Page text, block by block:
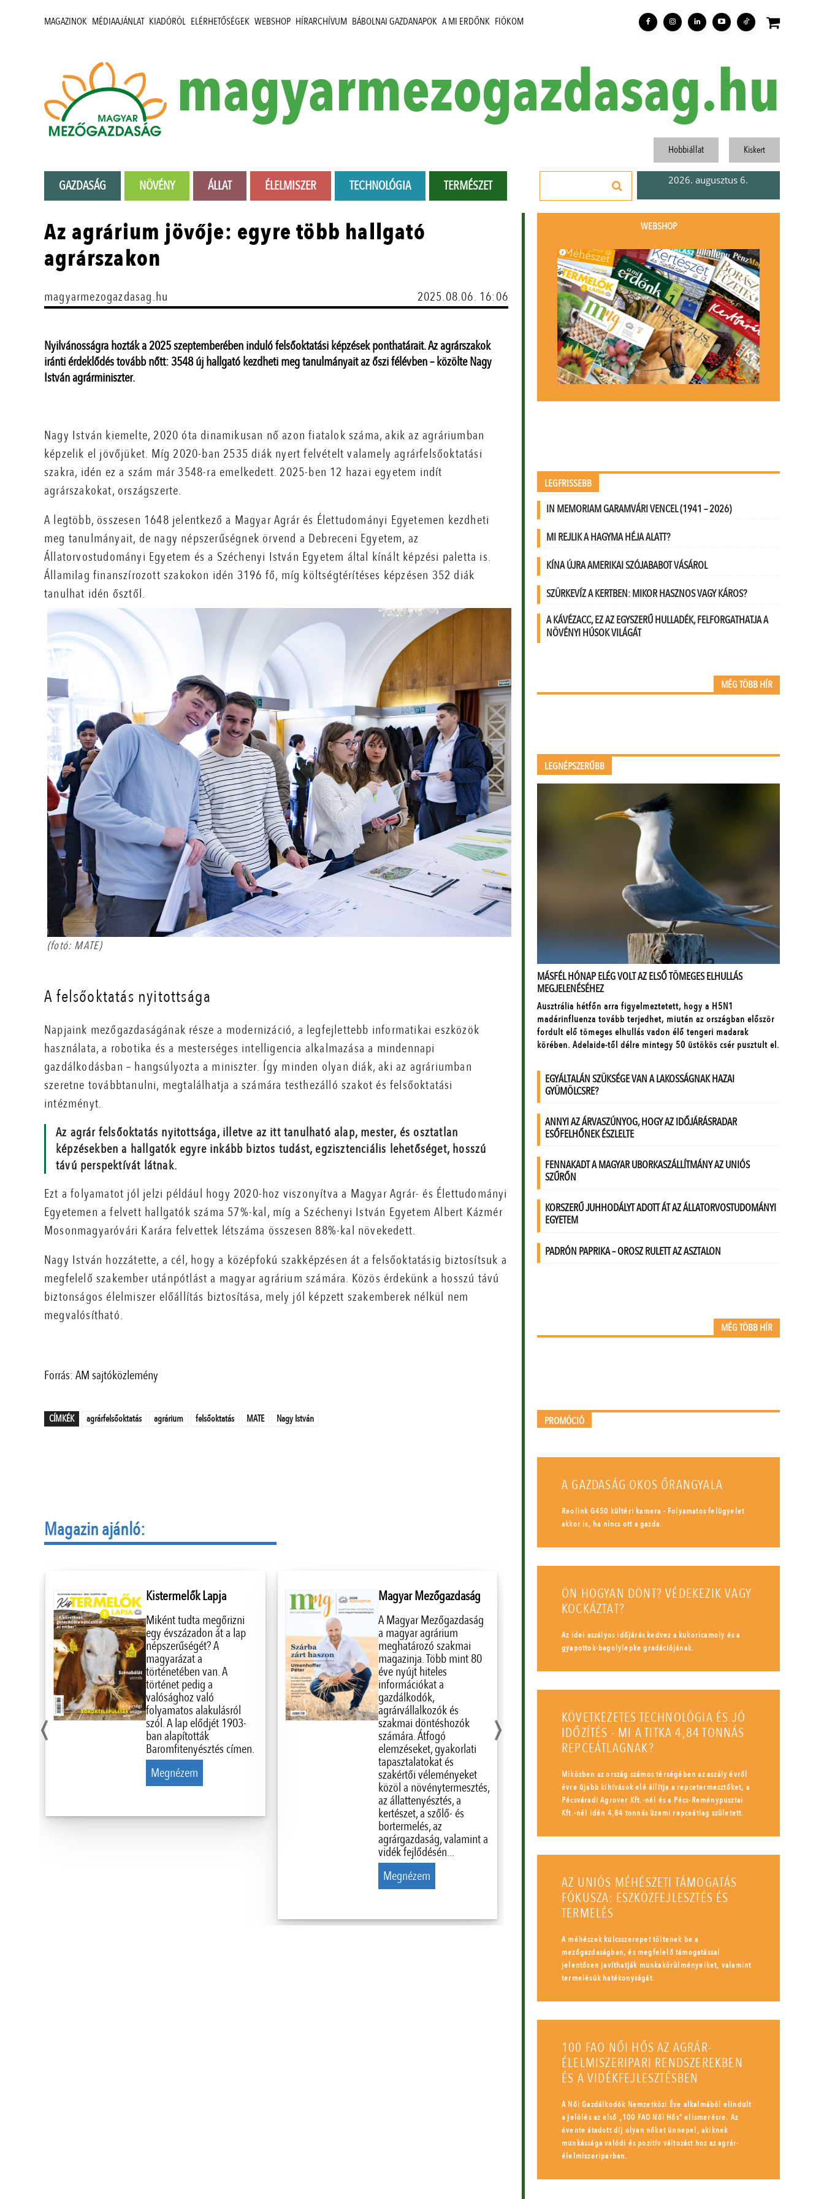
MAGAZINOK MÉDIAAJÁNLAT KIADÓRÓL ELÉRHETŐSÉGEK WEBSHOP HÍRARCHÍVUM BÁBOLNAI GAZDANAPOK A MI ERDŐNK FIÓKOM
magyarmezogazdasag.hu
GAZDASÁG NÖVÉNY ÁLLAT ÉLELMISZER TECHNOLÓGIA TERMÉSZET
Hobbiállat Kiskert
2026. augusztus 6.
Az agrárium jövője: egyre több hallgató
agrárszakon
magyarmezogazdasag.hu 2025.08.06. 16:06
Nyilvánosságra hozták a 2025 szeptemberében induló felsőoktatási képzések ponthatárait. Az agrárszakok
iránti érdeklődés tovább nőtt: 3548 új hallgató kezdheti meg tanulmányait az őszi félévben – közölte Nagy
István agrárminiszter.
Nagy István kiemelte, 2020 óta dinamikusan nő azon fiatalok száma, akik az agráriumban
képzelik el jövőjüket. Míg 2020-ban 2535 diák nyert felvételt valamely agrárfelsőoktatási
szakra, idén ez a szám már 3548-ra emelkedett. 2025-ben 12 hazai egyetem indít
agrárszakokat, országszerte.
A legtöbb, összesen 1648 jelentkező a Magyar Agrár és Élettudományi Egyetemen kezdheti
meg tanulmányait, de nagy népszerűségnek örvend a Debreceni Egyetem, az
Állatorvostudományi Egyetem és a Széchenyi István Egyetem által kínált képzési paletta is.
Államilag finanszírozott szakokon idén 3196 fő, míg költségtérítéses képzésen 352 diák
tanulhat idén ősztől.
(fotó: MATE)
A felsőoktatás nyitottsága
Napjaink mezőgazdaságának része a modernizáció, a legfejlettebb informatikai eszközök
használata, a robotika és a mesterséges intelligencia alkalmazása a mindennapi
gazdálkodásban – hangsúlyozta a miniszter. Így minden olyan diák, aki az agráriumban
szeretne továbbtanulni, megtalálhatja a számára testhezálló szakot és felsőoktatási
intézményt.
Az agrár felsőoktatás nyitottsága, illetve az itt tanulható alap, mester, és osztatlan
képzésekben a hallgatók egyre inkább biztos tudást, egzisztenciális lehetőséget, hosszú
távú perspektívát látnak.
Ezt a folyamatot jól jelzi például hogy 2020-hoz viszonyítva a Magyar Agrár- és Élettudományi
Egyetemen a felvett hallgatók száma 57%-kal, míg a Széchenyi István Egyetem Albert Kázmér
Mosonmagyaróvári Karára felvettek létszáma összesen 88%-kal növekedett.
Nagy István hozzátette, a cél, hogy a középfokú szakképzésen át a felsőoktatásig biztosítsuk a
megfelelő szakember utánpótlást a magyar agrárium számára. Közös érdekünk a hosszú távú
biztonságos élelmiszer előállítás biztosítása, mely jól képzett szakemberek nélkül nem
megvalósítható.
Forrás: AM sajtóközlemény
CÍMKÉK agrárfelsőoktatás agrárium felsőoktatás MATE Nagy István
Magazin ajánló:
Kistermelők Lapja
Miként tudta megőrizni
egy évszázadon át a lap
népszerűségét? A
magyarázat a
történetében van. A
történet pedig a
valósághoz való
folyamatos alakulásról
szól. A lap elődjét 1903-
ban alapították
Baromfitenyésztés címen.
Megnézem
Magyar Mezőgazdaság
A Magyar Mezőgazdaság
a magyar agrárium
meghatározó szakmai
magazinja. Több mint 80
éve nyújt hiteles
információkat a
gazdálkodók,
agrárvállalkozók és
szakmai döntéshozók
számára. Átfogó
elemzéseket, gyakorlati
tapasztalatokat és
szakértői véleményeket
közöl a növénytermesztés,
az állattenyésztés, a
kertészet, a szőlő- és
bortermelés, az
agrárgazdaság, valamint a
vidék fejlődésén...
Megnézem
‹ ›
WEBSHOP
LEGFRISSEBB
IN MEMORIAM GARAMVÁRI VENCEL (1941 – 2026)
MI REJLIK A HAGYMA HÉJA ALATT?
KÍNA ÚJRA AMERIKAI SZÓJABABOT VÁSÁROL
SZÜRKEVÍZ A KERTBEN: MIKOR HASZNOS VAGY KÁROS?
A KÁVÉZACC, EZ AZ EGYSZERŰ HULLADÉK, FELFORGATHATJA A
NÖVÉNYI HÚSOK VILÁGÁT
MÉG TÖBB HÍR
LEGNÉPSZERŰBB
MÉG TÖBB HÍR
PROMÓCIÓ
A GAZDASÁG OKOS ŐRANGYALA
Reolink G450 kültéri kamera - Folyamatos felügyelet
akkor is, ha nincs ott a gazda.
ÖN HOGYAN DÖNT? VÉDEKEZIK VAGY
KOCKÁZTAT?
Az idei aszályos időjárás kedvez a kukoricamoly és a
gyapottok-bagolylepke gradációjának.
KÖVETKEZETES TECHNOLÓGIA ÉS JÓ
IDŐZÍTÉS - MI A TITKA 4,84 TONNÁS
REPCEÁTLAGNAK?
Miközben az ország számos térségében az aszály évről
évre újabb kihívások elé állítja a repcetermesztőket, a
Pécsváradi Agrover Kft.-nél és a Pécs-Reménypusztai
Kft.-nél idén 4,84 tonnás üzemi repceátlag született.
AZ UNIÓS MÉHÉSZETI TÁMOGATÁS
FÓKUSZA: ESZKÖZFEJLESZTÉS ÉS
TERMELÉS
A méhészek kulcsszerepet töltenek be a
mezőgazdaságban, és megfelelő támogatással
jelentősen javíthatják munkakörülményeiket, valamint
termelésük hatékonyságát.
100 FAO NŐI HŐS AZ AGRÁR-
ÉLELMISZERIPARI RENDSZEREKBEN
ÉS A VIDÉKFEJLESZTÉSBEN
A Női Gazdálkodók Nemzetközi Éve alkalmából elindult
a jelölés az első „100 FAO Női Hős” elismerésre. Az
évente átadott díj olyan nőket ünnepel, akiknek
munkássága valódi és pozitív változást hoz az agrár-
élelmiszeriparban.